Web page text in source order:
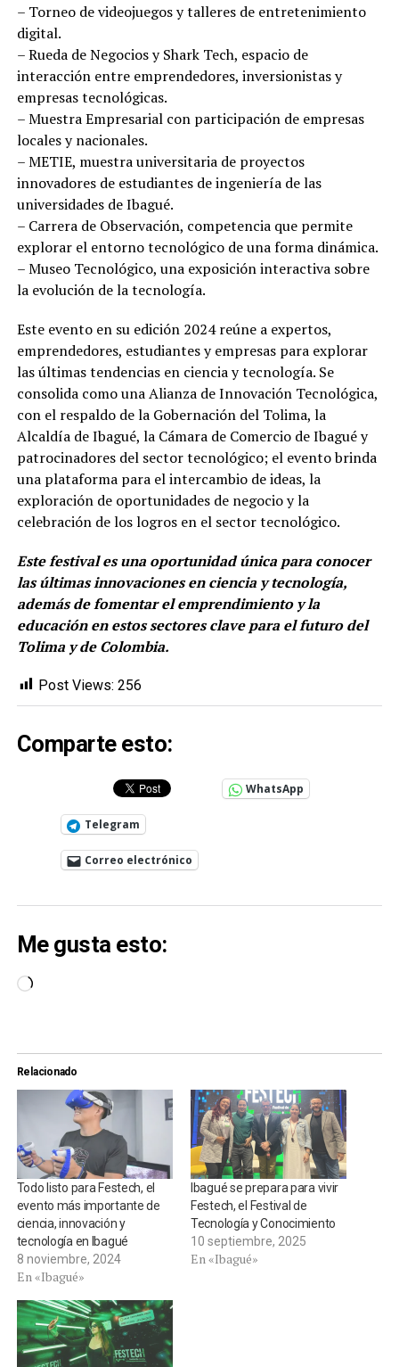
– Torneo de videojuegos y talleres de entretenimiento
digital.
– Rueda de Negocios y Shark Tech, espacio de
interacción entre emprendedores, inversionistas y
empresas tecnológicas.
– Muestra Empresarial con participación de empresas
locales y nacionales.
– METIE, muestra universitaria de proyectos
innovadores de estudiantes de ingeniería de las
universidades de Ibagué.
– Carrera de Observación, competencia que permite
explorar el entorno tecnológico de una forma dinámica.
– Museo Tecnológico, una exposición interactiva sobre
la evolución de la tecnología.
Este evento en su edición 2024 reúne a expertos,
emprendedores, estudiantes y empresas para explorar
las últimas tendencias en ciencia y tecnología. Se
consolida como una Alianza de Innovación Tecnológica,
con el respaldo de la Gobernación del Tolima, la
Alcaldía de Ibagué, la Cámara de Comercio de Ibagué y
patrocinadores del sector tecnológico; el evento brinda
una plataforma para el intercambio de ideas, la
exploración de oportunidades de negocio y la
celebración de los logros en el sector tecnológico.
Este festival es una oportunidad única para conocer
las últimas innovaciones en ciencia y tecnología,
además de fomentar el emprendimiento y la
educación en estos sectores clave para el futuro del
Tolima y de Colombia.
Post Views: 256
Comparte esto:
WhatsApp
Telegram
Correo electrónico
Me gusta esto:
Cargando...
Relacionado
Todo listo para Festech, el
evento más importante de
ciencia, innovación y
tecnología en Ibagué
8 noviembre, 2024
En «Ibagué»
Ibagué se prepara para vivir
Festech, el Festival de
Tecnología y Conocimiento
10 septiembre, 2025
En «Ibagué»